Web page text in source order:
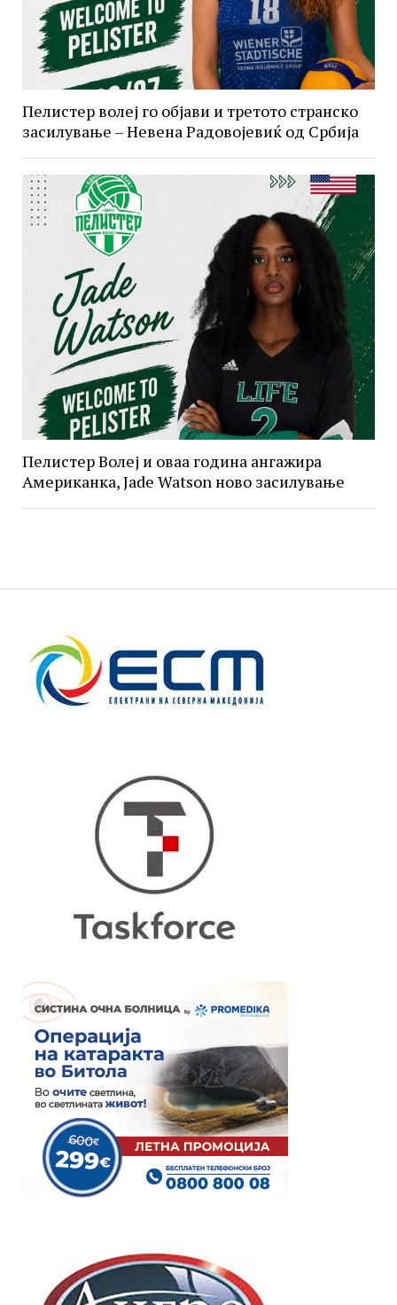
Пелистер волеј го објави и третото странско
засилување – Невена Радовојевиќ од Србија
Пелистер Волеј и оваа година ангажира
Американка, Jade Watson ново засилување